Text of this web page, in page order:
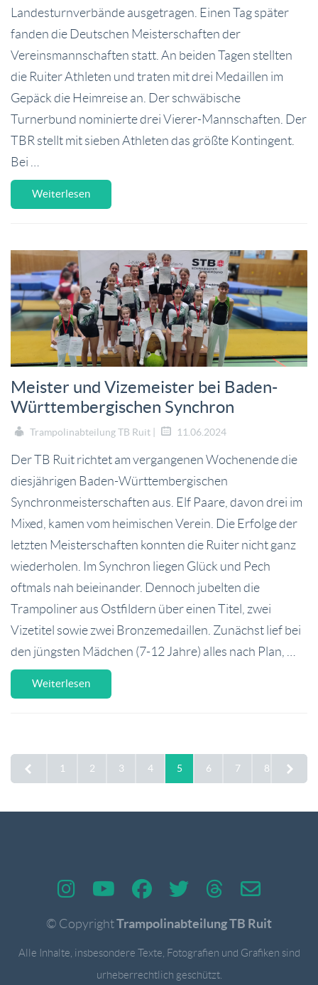
Landesturnverbände ausgetragen. Einen Tag später
fanden die Deutschen Meisterschaften der
Vereinsmannschaften statt. An beiden Tagen stellten
die Ruiter Athleten und traten mit drei Medaillen im
Gepäck die Heimreise an. Der schwäbische
Turnerbund nominierte drei Vierer-Mannschaften. Der
TBR stellt mit sieben Athleten das größte Kontingent.
Bei …
Weiterlesen
Meister und Vizemeister bei Baden-
Württembergischen Synchron
Trampolinabteilung TB Ruit | 11.06.2024
Der TB Ruit richtet am vergangenen Wochenende die
diesjährigen Baden-Württembergischen
Synchronmeisterschaften aus. Elf Paare, davon drei im
Mixed, kamen vom heimischen Verein. Die Erfolge der
letzten Meisterschaften konnten die Ruiter nicht ganz
wiederholen. Im Synchron liegen Glück und Pech
oftmals nah beieinander. Dennoch jubelten die
Trampoliner aus Ostfildern über einen Titel, zwei
Vizetitel sowie zwei Bronzemedaillen. Zunächst lief bei
den jüngsten Mädchen (7-12 Jahre) alles nach Plan, …
Weiterlesen
1 2 3 4 5 6 7 8
© CopyrightTrampolinabteilung TB Ruit
Alle Inhalte, insbesondere Texte, Fotografien und Grafiken sind
urheberrechtlich geschützt.